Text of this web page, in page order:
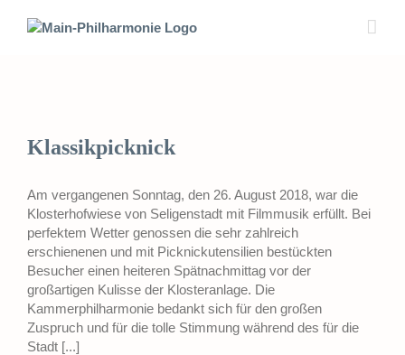
Inhalt
Klassikpicknick
Am vergangenen Sonntag, den 26. August 2018, war die
Klosterhofwiese von Seligenstadt mit Filmmusik erfüllt. Bei
perfektem Wetter genossen die sehr zahlreich
erschienenen und mit Picknickutensilien bestückten
Besucher einen heiteren Spätnachmittag vor der
großartigen Kulisse der Klosteranlage. Die
Kammerphilharmonie bedankt sich für den großen
Zuspruch und für die tolle Stimmung während des für die
Stadt [...]